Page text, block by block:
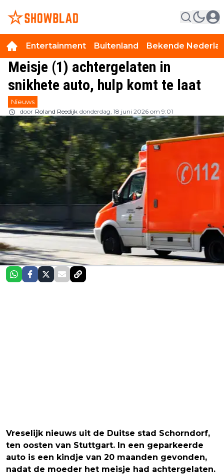
Entertainment Buitenland Bekende
Meisje (1) achtergelaten in
snikhete auto, hulp komt te laat
Nieuws
door Roland Reedijk donderdag, 18 juni 2026 om 9:01
Vreselijk nieuws uit de Duitse stad Schorndorf,
ten oosten van Stuttgart. In een geparkeerde
auto is een kindje van 20 maanden gevonden,
nadat de moeder het meisje had achtergelaten.